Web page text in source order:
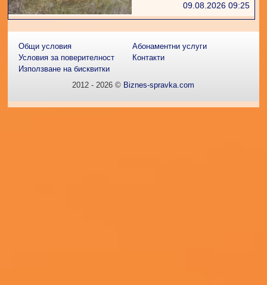
09.08.2026 09:25
Общи условия
Условия за поверителност
Използване на бисквитки
Абонаментни услуги
Контакти
2012 - 2026 © Biznes-spravka.com